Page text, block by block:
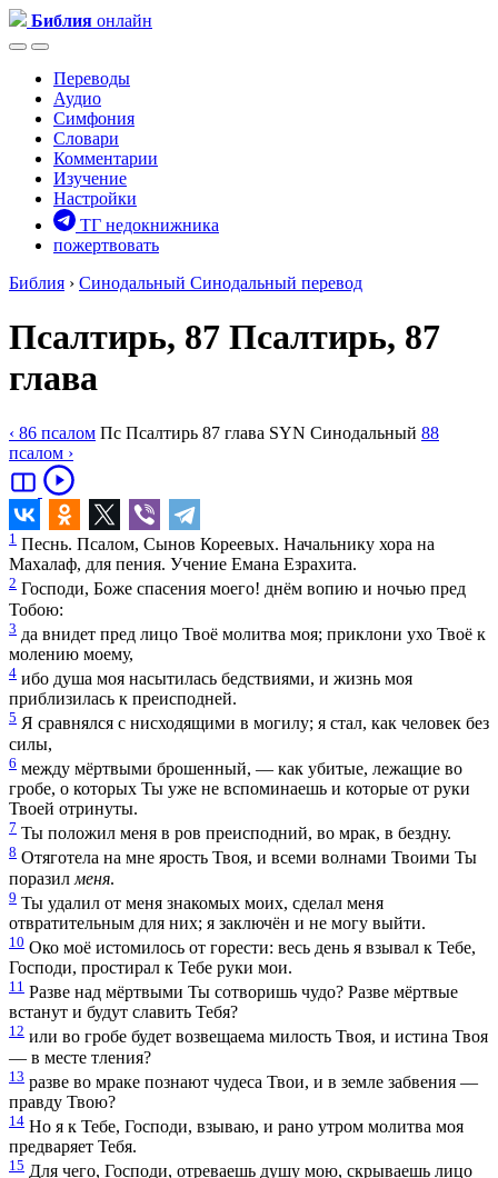
Библия онлайн
Переводы
Аудио
Симфония
Словари
Комментарии
Изучение
Настройки
ТГ недокнижника
пожертвовать
Библия › Синодальный Синодальный перевод
Псалтирь, 87 Псалтирь, 87
глава
‹ 86 псалом Пс Псалтирь 87 глава SYN Синодальный 88
псалом ›
1 Песнь. Псалом, Сынов Кореевых. Начальнику хора на
Махалаф, для пения. Учение Емана Езрахита.
2 Господи, Боже спасения моего! днём вопию и ночью пред
Тобою:
3 да внидет пред лицо Твоё молитва моя; приклони ухо Твоё к
молению моему,
4 ибо душа моя насытилась бедствиями, и жизнь моя
приблизилась к преисподней.
5 Я сравнялся с нисходящими в могилу; я стал, как человек без
силы,
6 между мёртвыми брошенный, — как убитые, лежащие во
гробе, о которых Ты уже не вспоминаешь и которые от руки
Твоей отринуты.
7 Ты положил меня в ров преисподний, во мрак, в бездну.
8 Отяготела на мне ярость Твоя, и всеми волнами Твоими Ты
поразил меня.
9 Ты удалил от меня знакомых моих, сделал меня
отвратительным для них; я заключён и не могу выйти.
10 Око моё истомилось от горести: весь день я взывал к Тебе,
Господи, простирал к Тебе руки мои.
11 Разве над мёртвыми Ты сотворишь чудо? Разве мёртвые
встанут и будут славить Тебя?
12 или во гробе будет возвещаема милость Твоя, и истина Твоя
— в месте тления?
13 разве во мраке познают чудеса Твои, и в земле забвения —
правду Твою?
14 Но я к Тебе, Господи, взываю, и рано утром молитва моя
предваряет Тебя.
15 Для чего, Господи, отреваешь душу мою, скрываешь лицо